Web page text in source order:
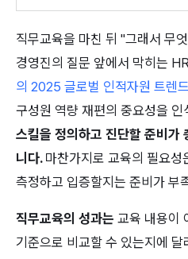
Example H3
직무교육을 마친 뒤 "그래서 무
경영진의 질문 앞에서 막히는
의 2025 글로벌 인적자원 트렌
구성원 역량 재편의 중요성을 인
스킬을 정의하고 진단할 준비가
니다. 마찬가지로 교육의 필요성
측정하고 입증할지는 준비가 부
직무교육의 성과는 교육 내용이
기준으로 비교할 수 있는지에